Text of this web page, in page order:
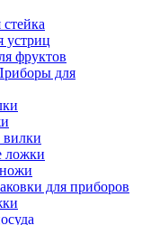
устриц
фруктов
для
ложки
для приборов